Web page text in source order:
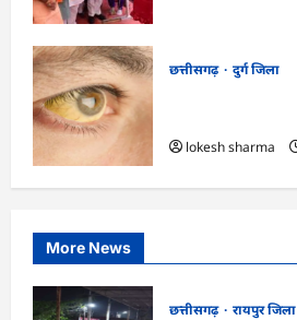
छत्तीसगढ़
दुर्ग जिला
lokesh sharma
More News
छत्तीसगढ़
रायपुर जिला